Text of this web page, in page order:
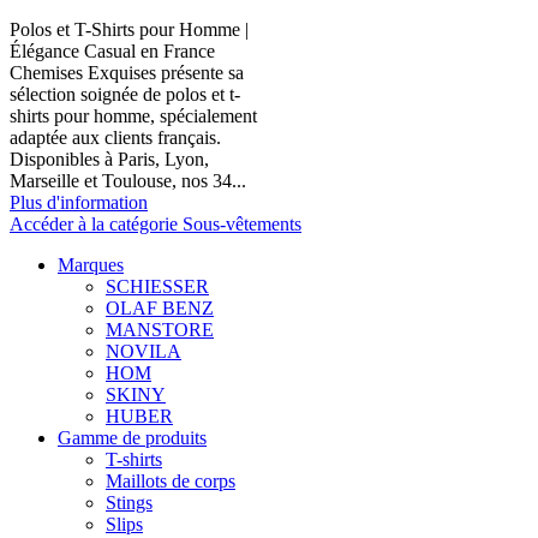
Polos et T-Shirts pour Homme |
Élégance Casual en France
Chemises Exquises présente sa
sélection soignée de polos et t-
shirts pour homme, spécialement
adaptée aux clients français.
Disponibles à Paris, Lyon,
Marseille et Toulouse, nos 34...
Plus d'information
Accéder à la catégorie Sous-vêtements
Marques
SCHIESSER
OLAF BENZ
MANSTORE
NOVILA
HOM
SKINY
HUBER
Gamme de produits
T-shirts
Maillots de corps
Stings
Slips